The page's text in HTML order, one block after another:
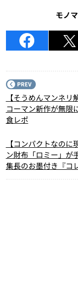
モノ
【そうめんマンネ
コーマン新作が無限
食レポ
【コンパクトなの
ン財布「ロミー」が
集長のお墨付き『コ